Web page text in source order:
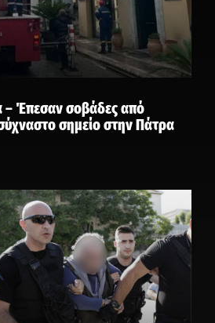
– Έπεσαν σοβάδες από
σημείο στην Πάτρα